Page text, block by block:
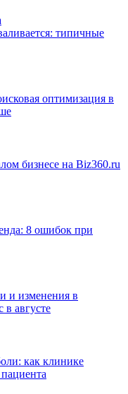
типичные
оптимизация в
бизнесе на Biz360.ru
8 ошибок при
и изменения в
в августе
как клинике